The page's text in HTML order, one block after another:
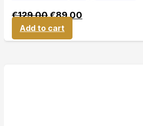
€129,00€89,00
Add to cart